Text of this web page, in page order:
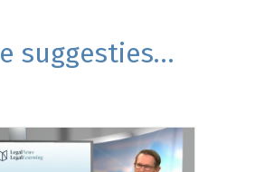
suggesties…